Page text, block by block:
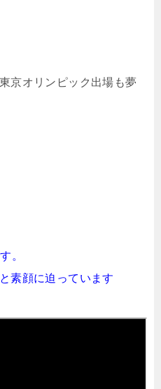
京オリンピック出場も夢
。
素顔に迫っています